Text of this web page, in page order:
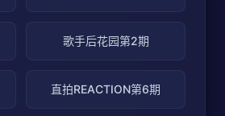
歌手后花园第2期
直拍REACTION第6期